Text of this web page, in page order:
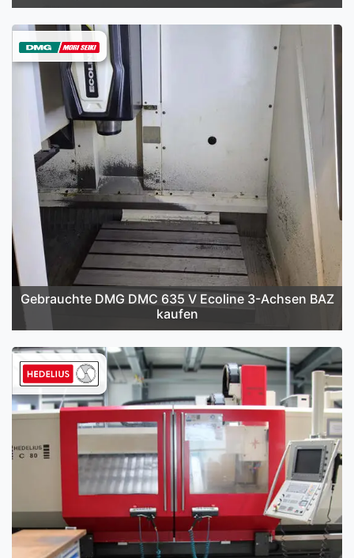
Gebrauchte DMG DMC 635 V Ecoline 3-Achsen BAZ
kaufen